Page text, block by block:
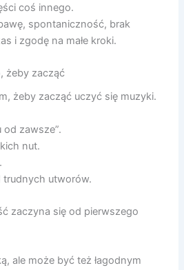
coś innego.
spontaniczność, brak
i zgodę na małe kroki.
żeby zacząć
żeby zacząć uczyć się muzyki.
od zawsze”.
nut.
trudnych utworów.
zaczyna się od pierwszego
ale może być też łagodnym